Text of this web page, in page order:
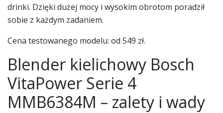
drinki. Dzięki dużej mocy i wysokim obrotom poradził
sobie z każdym zadaniem.
Cena testowanego modelu: od 549 zł.
Blender kielichowy Bosch
VitaPower Serie 4
MMB6384M – zalety i wady